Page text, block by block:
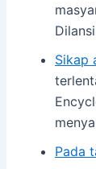
Sikap
Pada